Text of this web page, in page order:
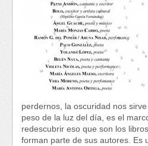
perdernos, la oscuridad nos
peso de la luz del día, es el
redescubrir eso que son los
forman parte de sus autores. Es